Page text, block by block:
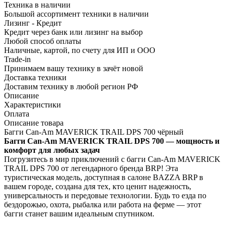
Техника в наличии
Большой ассортимент техники в наличии
Лизинг - Кредит
Кредит через банк или лизинг на выбор
Любой способ оплаты
Наличные, картой, по счету для ИП и ООО
Trade-in
Принимаем вашу технику в зачёт новой
Доставка техники
Доставим технику в любой регион РФ
Описание
Характеристики
Оплата
Описание товара
Багги Can-Am MAVERICK TRAIL DPS 700 чёрный
Багги Can-Am MAVERICK TRAIL DPS 700 — мощность и
комфорт для любых задач
Погрузитесь в мир приключений с багги Can-Am MAVERICK
TRAIL DPS 700 от легендарного бренда BRP! Эта
туристическая модель, доступная в салоне BAZZA BRP в
вашем городе, создана для тех, кто ценит надежность,
универсальность и передовые технологии. Будь то езда по
бездорожью, охота, рыбалка или работа на ферме — этот
багги станет вашим идеальным спутником.